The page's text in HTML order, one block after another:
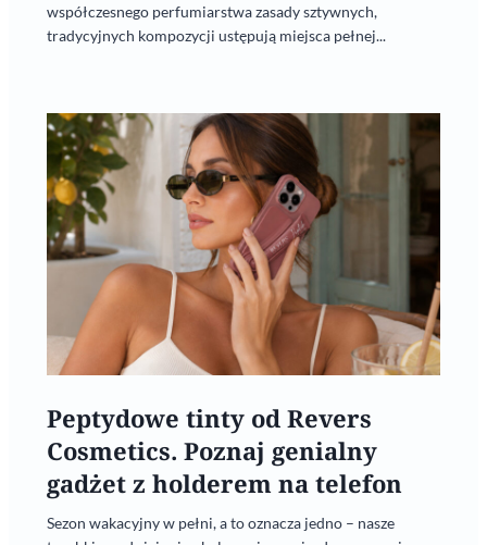
współczesnego perfumiarstwa zasady sztywnych,
tradycyjnych kompozycji ustępują miejsca pełnej...
Peptydowe tinty od Revers
Cosmetics. Poznaj genialny
gadżet z holderem na telefon
Sezon wakacyjny w pełni, a to oznacza jedno – nasze